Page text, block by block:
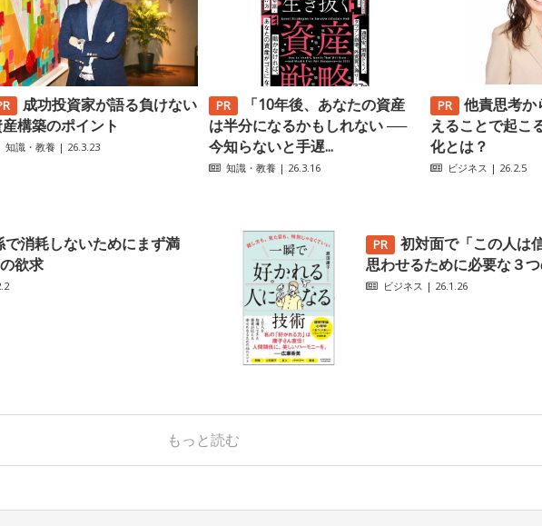
成功投資家が語る負けない
構築のポイント
知識・教養 | 26.3.23
「10年後、あなたの資産
は半分になるかもしれない ──
今知らないと手遅...
知識・教養 | 26.3.16
他責思考か
えることで起こ
化とは？
ビジネス | 26.2.5
で消耗しないためにまず満
欲求
初対面で「この人は
思わせるために必要な３
ビジネス | 26.1.26
もっと読む